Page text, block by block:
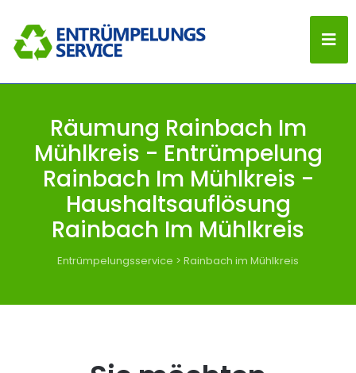
Räumung Rainbach Im
Mühlkreis - Entrümpelung
Rainbach Im Mühlkreis -
Haushaltsauflösung
Rainbach Im Mühlkreis
Entrümpelungsservice > Rainbach im Mühlkreis